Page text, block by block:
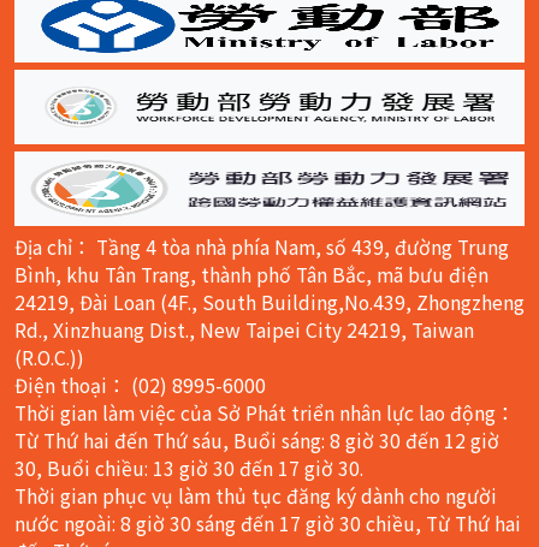
Địa chỉ： Tầng 4 tòa nhà phía Nam, số 439, đường Trung
Bình, khu Tân Trang, thành phố Tân Bắc, mã bưu điện
24219, Đài Loan (4F., South Building,No.439, Zhongzheng
Rd., Xinzhuang Dist., New Taipei City 24219, Taiwan
(R.O.C.))
Điện thoại： (02) 8995-6000
Thời gian làm việc của Sở Phát triển nhân lực lao động：
Từ Thứ hai đến Thứ sáu, Buổi sáng: 8 giờ 30 đến 12 giờ
30, Buổi chiều: 13 giờ 30 đến 17 giờ 30.
Thời gian phục vụ làm thủ tục đăng ký dành cho người
nước ngoài: 8 giờ 30 sáng đến 17 giờ 30 chiều, Từ Thứ hai